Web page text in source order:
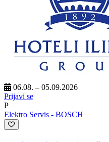
06.08. – 05.09.2026
Prijavi se
P
Elektro Servis - BOSCH